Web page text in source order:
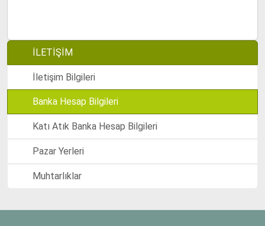
İLETİŞİM
İletişim Bilgileri
Banka Hesap Bilgileri
Katı Atık Banka Hesap Bilgileri
Pazar Yerleri
Muhtarlıklar